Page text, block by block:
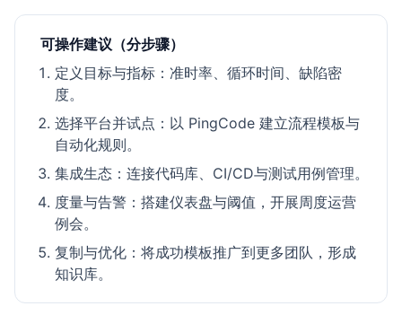
可操作建议（分步骤）
定义目标与指标：准时率、循环时间、缺陷密
度。
选择平台并试点：以 PingCode 建立流程模板与
自动化规则。
集成生态：连接代码库、CI/CD与测试用例管理。
度量与告警：搭建仪表盘与阈值，开展周度运营
例会。
复制与优化：将成功模板推广到更多团队，形成
知识库。